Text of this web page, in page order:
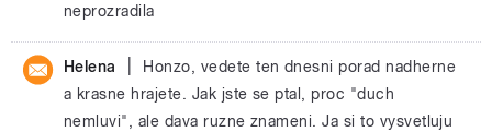
neprozradila
Helena
Honzo, vedete ten dnesni porad nadherne
a krasne hrajete. Jak jste se ptal, proc "duch
nemluvi", ale dava ruzne znameni. Ja si to vysvetluju